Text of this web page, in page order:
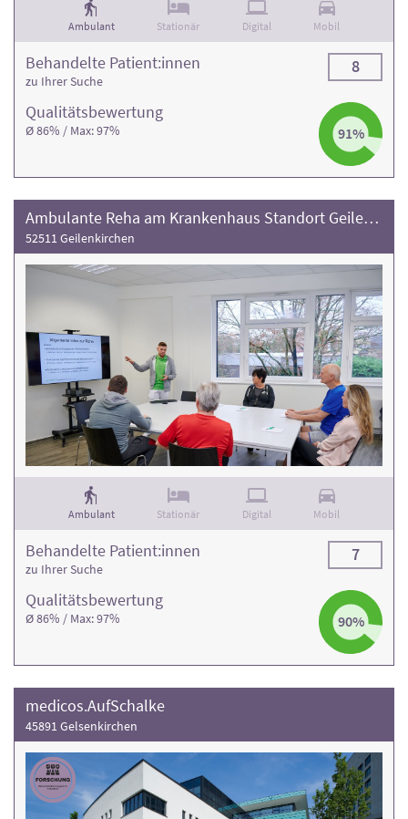
Ambulant Stationär Digital Mobil
Qualitäts­bewertung
Ø 86% / Max: 97% 91%
Behandelte Patient:innen
zu Ihrer Suche
8
Ambulante Reha am Krankenhaus Standort Geilenkirchen
52511 Geilenkirchen
Ambulant Stationär Digital Mobil
Qualitäts­bewertung
Ø 86% / Max: 97% 90%
Behandelte Patient:innen
zu Ihrer Suche
7
medicos.AufSchalke
45891 Gelsenkirchen